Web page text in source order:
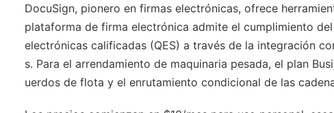
DocuSign, pionero en firmas electrónicas, ofrece
plataforma de firma electrónica admite el cumplimiento
electrónicas calificadas (QES) a través de la integración
s. Para el arrendamiento de maquinaria pesada, el plan
uerdos de flota y el enrutamiento condicional de las